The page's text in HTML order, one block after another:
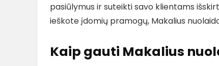
pasiūlymus ir suteikti savo klientams
ieškote įdomių pramogų, Makalius
Kaip gauti Makalius